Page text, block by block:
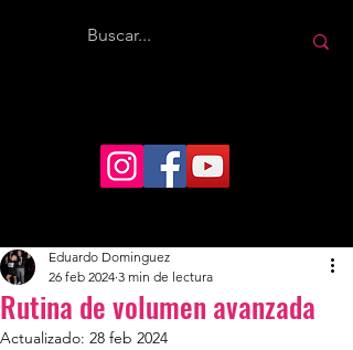
Rutina de volumen avanzada
Eduardo Dominguez
26 feb 2024 3 min de lectura
Actualizado: 28 feb 2024